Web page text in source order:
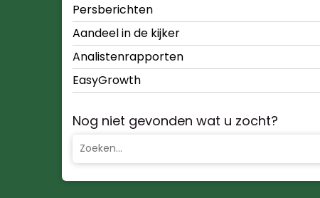
Persberichten
Aandeel in de kijker
Analistenrapporten
EasyGrowth
Nog niet gevonden wat u zocht?